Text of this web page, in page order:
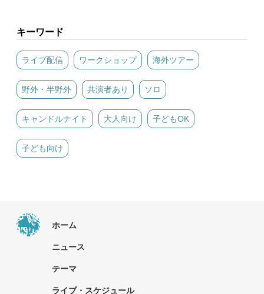
キーワード
ライブ配信 ワークショップ 海外ツアー
野外・半野外 共演者あり ソロ
キャンドルナイト 大人向け 子どもOK
子ども向け
ホーム
ニュース
テーマ
ライブ・スケジュール